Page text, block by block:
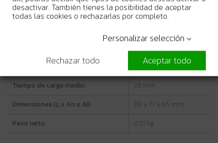
Tensión nominal:
40 Vmax
Tecnología de la batería:
Li-Ion
Tiempo de carga medio:
28 min
Dimensiones (L x An x Al):
118 x 77 x 65 mm
Peso neto:
0,71 kg
desactivar. También tienes la posibilidad de aceptar
todas las cookies o rechazarlas por completo.
Personalizar selección
Rechazar todo
Aceptar todo